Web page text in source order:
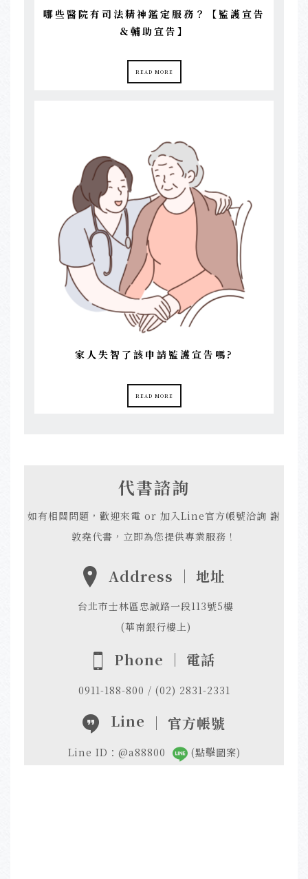
哪些醫院有司法精神鑑定服務？【監護宣告
＆輔助宣告】
READ MORE
家人失智了該申請監護宣告嗎?
READ MORE
代書諮詢
如有相關問題，歡迎來電 or 加入Line官方帳號洽詢 謝
敦堯代書，立即為您提供專業服務！
Address ｜ 地址
台北市士林區忠誠路一段113號5樓
(華南銀行樓上)
Phone ｜ 電話
0911-188-800 / (02) 2831-2331
Line ｜ 官方帳號
Line ID：@a88800 (點擊圖案)